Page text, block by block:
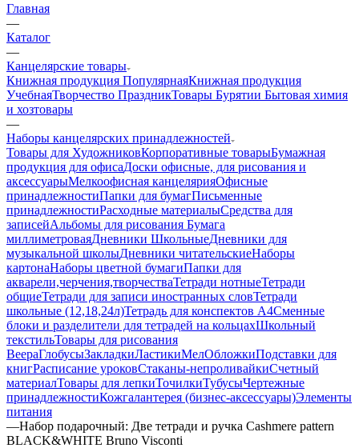
Главная
—
Каталог
—
Канцелярские товары
Книжная продукция ПопулярнаяКнижная продукция
УчебнаяТворчество ПраздникТовары Бурятии Бытовая химия
и хозтовары
—
Наборы канцелярских принадлежностей
Товары для ХудожниковКорпоративные товарыБумажная
продукция для офисаДоски офисные, для рисования и
аксессуарыМелкоофисная канцелярияОфисные
принадлежностиПапки для бумагПисьменные
принадлежностиРасходные материалыСредства для
записейАльбомы для рисования Бумага
миллиметроваяДневники ШкольныеДневники для
музыкальной школыДневники читательскиеНаборы
картонаНаборы цветной бумагиПапки для
акварели,черчения,творчестваТетради нотныеТетради
общиеТетради для записи иностранных словТетради
школьные (12,18,24л)Тетрадь для конспектов А4Сменные
блоки и разделители для тетрадей на кольцахШкольный
текстильТовары для рисования
ВеераГлобусыЗакладкиЛастикиМелОбложкиПодставки для
книгРасписание уроковСтаканы-непроливайкиСчетный
материалТовары для лепкиТочилкиТубусыЧертежные
принадлежностиКожгалантерея (бизнес-аксессуары)Элементы
питания
—Набор подарочный: Две тетради и ручка Cashmere pattern
BLACK&WHITE Bruno Visconti